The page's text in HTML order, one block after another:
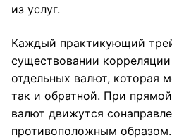
из услуг.
Каждый практикующий
существовании
отдельных валют, которая
так и обратной. При
валют движутся
противоположным